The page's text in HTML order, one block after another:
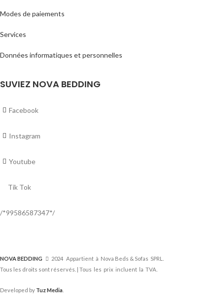
Modes de paiements
Services
Données informatiques et personnelles
SUVIEZ NOVA BEDDING
Facebook
Instagram
Youtube
Tik Tok
/*99586587347*/
NOVA BEDDING
2024 Appartient à Nova Beds & Sofas SPRL.
Tous les droits sont réservés. | Tous les prix incluent la TVA.
Developed by Tuz Media